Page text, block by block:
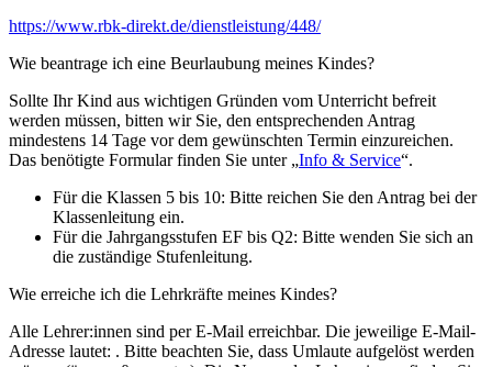
https://www.rbk-direkt.de/dienstleistung/448/
Wie beantrage ich eine Beurlaubung meines Kindes?
Sollte Ihr Kind aus wichtigen Gründen vom Unterricht befreit
werden müssen, bitten wir Sie, den entsprechenden Antrag
mindestens 14 Tage vor dem gewünschten Termin einzureichen.
Das benötigte Formular finden Sie unter „Info & Service“.
Für die Klassen 5 bis 10: Bitte reichen Sie den Antrag bei der
Klassenleitung ein.
Für die Jahrgangsstufen EF bis Q2: Bitte wenden Sie sich an
die zuständige Stufenleitung.
Wie erreiche ich die Lehrkräfte meines Kindes?
Alle Lehrer:innen sind per E-Mail erreichbar. Die jeweilige E-Mail-
Adresse lautet: . Bitte beachten Sie, dass Umlaute aufgelöst werden